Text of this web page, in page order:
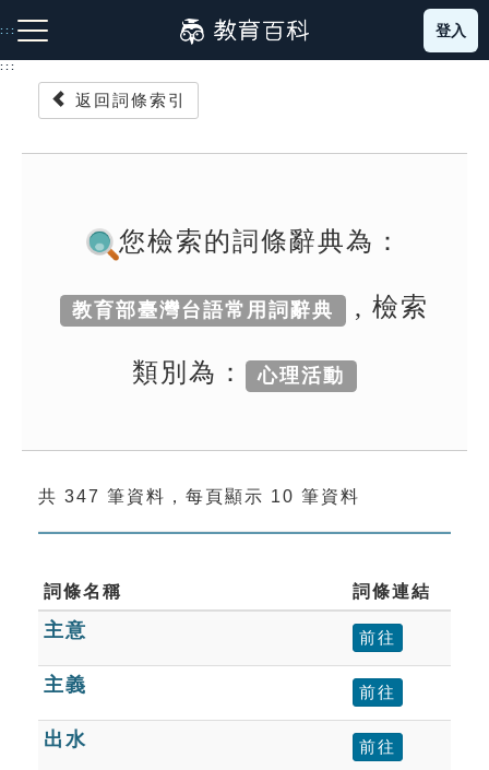
到
主
:::
成語故事
索引選單
單字索引
生命大百科索引
遊戲專區
教學應用
登入
:::
返回詞條索引
您檢索的詞條辭典為：
教育部臺灣台語常用詞辭典 , 檢索
類別為： 心理活動
共 347 筆資料，每頁顯示 10 筆資料
詞條名稱 詞條連結
主意 前往
主義 前往
出水 前往